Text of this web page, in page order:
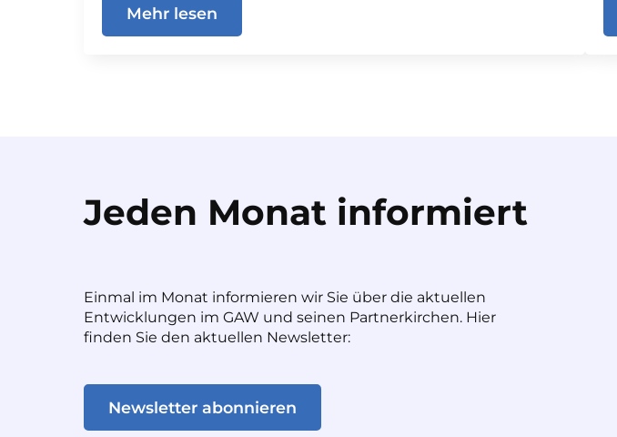
Mehr lesen
Jeden Monat informiert
Einmal im Monat informieren wir Sie über die aktuellen
Entwicklungen im GAW und seinen Partnerkirchen. Hier
finden Sie den aktuellen Newsletter:
Newsletter abonnieren